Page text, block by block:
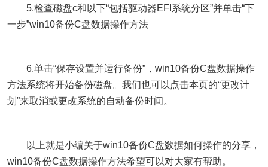
5.检查磁盘c和以下“包括驱动器EFI系统分区”并单击“下
一步”win10备份C盘数据操作方法
6.单击“保存设置并运行备份”，win10备份C盘数据操作
方法系统将开始备份磁盘。我们也可以点击本页的“更改计
划”来取消或更改系统的自动备份时间。
以上就是小编关于win10备份C盘数据如何操作的分享，
win10备份C盘数据操作方法希望可以对大家有帮助。